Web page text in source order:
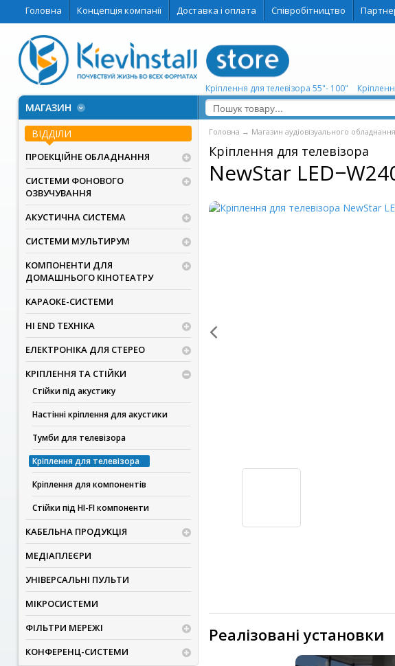
Головна Концепція компанії Доставка і оплата Співробітництво
МАГАЗИН
Кріплення для телевізора 55"- 100"
ВІДДІЛИ
ПРОЕКЦІЙНЕ ОБЛАДНАННЯ
СИСТЕМИ ФОНОВОГО
ОЗВУЧУВАННЯ
АКУСТИЧНА СИСТЕМА
СИСТЕМИ МУЛЬТИРУМ
КОМПОНЕНТИ ДЛЯ
ДОМАШНЬОГО КІНОТЕАТРУ
КАРАОКЕ-СИСТЕМИ
HI END ТЕХНІКА
ЕЛЕКТРОНІКА ДЛЯ СТЕРЕО
КРІПЛЕННЯ ТА СТІЙКИ
Стійки під акустику
Настінні кріплення для акустики
Тумби для телевізора
Кріплення для телевізора
Кріплення для компонентів
Стійки під HI-FI компоненти
КАБЕЛЬНА ПРОДУКЦІЯ
МЕДІАПЛЕЄРИ
УНІВЕРСАЛЬНІ ПУЛЬТИ
МІКРОСИСТЕМИ
ФІЛЬТРИ МЕРЕЖІ
КОНФЕРЕНЦ-СИСТЕМИ
Головна → Магазин аудіовізуального обладнання
Кріплення для телевізора
NewStar
Реалізовані установки